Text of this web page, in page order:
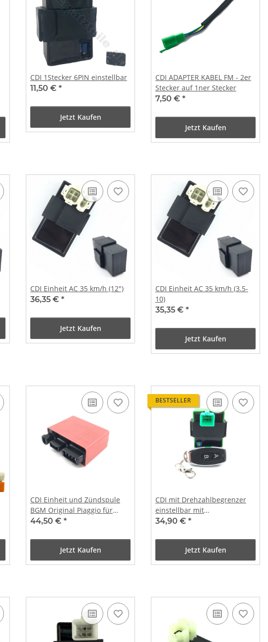
CDI 1Stecker 6PIN einstellbar
11,50 € *
Jetzt Kaufen
CDI ADAPTER KABEL FM - 2er
Stecker auf 1ner Stecker
7,50 € *
Jetzt Kaufen
CDI Einheit AC 35 km/h (12")
36,35 € *
Jetzt Kaufen
CDI Einheit AC 35 km/h (3.5-
10)
35,35 € *
Jetzt Kaufen
CDI Einheit und Zündspule
BGM Original Piaggio für
Gilera Runner FX125 SP /
44,50 € *
Jetzt Kaufen
BESTSELLER
CDI mit Drehzahlbegrenzer
einstellbar mit
Funkfernbedienung für AGM,
Motors, China Roller mit 4T
GY6 (ECS Vergaser) Motor
EURO 4- 2018-
34,90 € *
Jetzt Kaufen